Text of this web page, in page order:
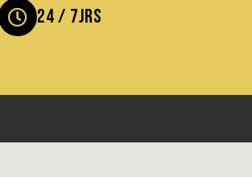
24 / 7jrs